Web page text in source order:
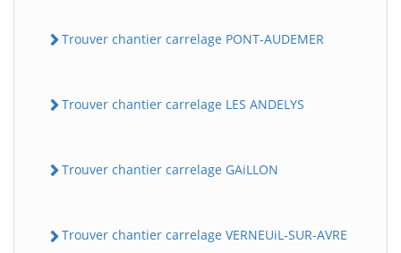
Trouver chantier carrelage PONT-AUDEMER
Trouver chantier carrelage LES ANDELYS
Trouver chantier carrelage GAiLLON
Trouver chantier carrelage VERNEUiL-SUR-AVRE